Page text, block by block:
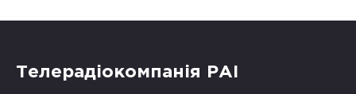
Телерадіокомпанія РАІ